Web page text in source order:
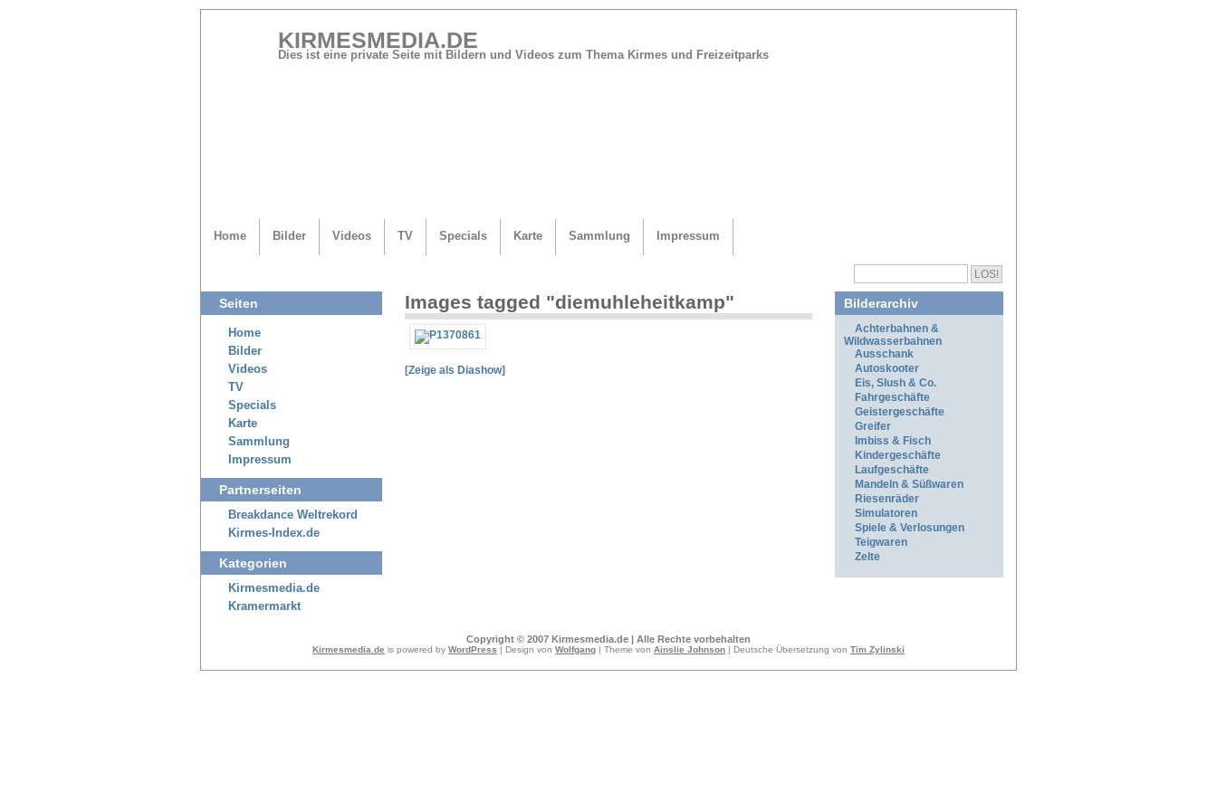
KIRMESMEDIA.DE
Dies ist eine private Seite mit Bildern und Videos zum Thema Kirmes und Freizeitparks
Home Bilder Videos TV Specials Karte Sammlung Impressum
Images tagged "diemuhleheitkamp"
[Zeige als Diashow]
Seiten
Home
Bilder
Videos
TV
Specials
Karte
Sammlung
Impressum
Partnerseiten
Breakdance Weltrekord
Kirmes-Index.de
Kategorien
Kirmesmedia.de
Kramermarkt
Bilderarchiv
Achterbahnen &
Wildwasserbahnen
Ausschank
Autoskooter
Eis, Slush & Co.
Fahrgeschäfte
Geistergeschäfte
Greifer
Imbiss & Fisch
Kindergeschäfte
Laufgeschäfte
Mandeln & Süßwaren
Riesenräder
Simulatoren
Spiele & Verlosungen
Teigwaren
Zelte
Copyright © 2007 Kirmesmedia.de | Alle Rechte vorbehalten
Kirmesmedia.de is powered by WordPress | Design von Wolfgang | Theme von Ainslie Johnson | Deutsche Übersetzung von Tim Zylinski